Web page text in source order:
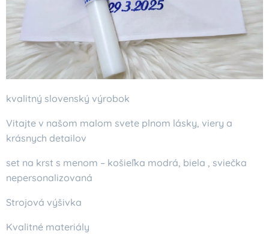
kvalitný slovenský výrobok
Vitajte v našom malom svete plnom lásky, viery a
krásnych detailov
set na krst s menom – košieľka modrá, biela , sviečka
nepersonalizovaná
Strojová výšivka
Kvalitné materiály